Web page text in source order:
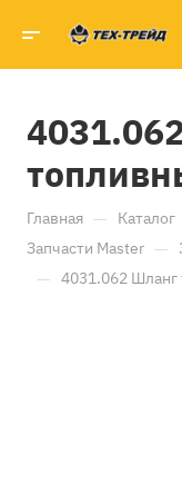
Главная — Каталог
Запчасти Master —
— 4031.062 Шланг